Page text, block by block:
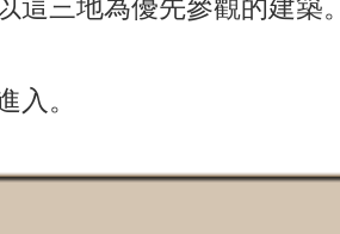
這三地為優先參觀的建築
入。